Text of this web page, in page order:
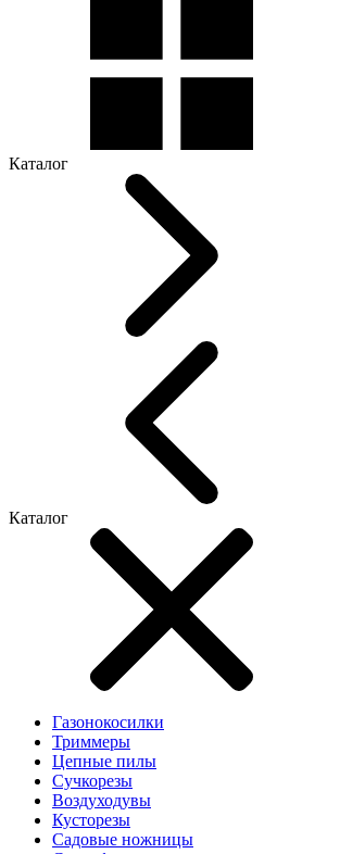
Каталог
Каталог
Газонокосилки
Триммеры
Цепные пилы
Cучкорезы
Воздуходувы
Кусторезы
Садовые ножницы